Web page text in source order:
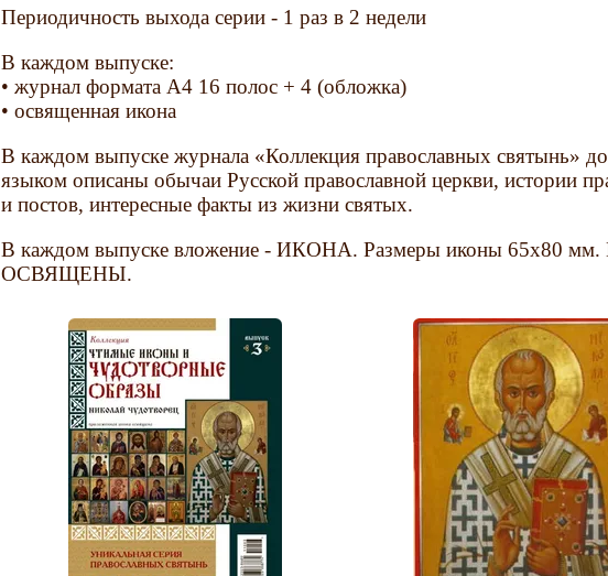
Периодичность выхода серии - 1 раз в 2 недели
В каждом выпуске:
• журнал формата А4 16 полос + 4 (обложка)
• освященная икона
В каждом выпуске журнала «Коллекция православных святынь»
языком описаны обычаи Русской православной церкви, истории
и постов, интересные факты из жизни святых.
В каждом выпуске вложение - ИКОНА. Размеры иконы 65x80 мм.
ОСВЯЩЕНЫ.